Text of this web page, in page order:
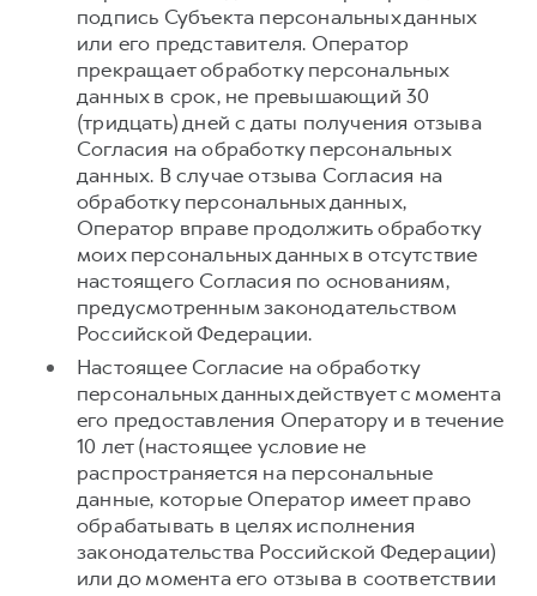
подпись Субъекта персональных данных
или его представителя. Оператор
прекращает обработку персональных
данных в срок, не превышающий 30
(тридцать) дней с даты получения отзыва
Согласия на обработку персональных
данных. В случае отзыва Согласия на
обработку персональных данных,
Оператор вправе продолжить обработку
моих персональных данных в отсутствие
настоящего Согласия по основаниям,
предусмотренным законодательством
Российской Федерации.
Настоящее Согласие на обработку
персональных данных действует с момента
его предоставления Оператору и в течение
10 лет (настоящее условие не
распространяется на персональные
данные, которые Оператор имеет право
обрабатывать в целях исполнения
законодательства Российской Федерации)
или до момента его отзыва в соответствии